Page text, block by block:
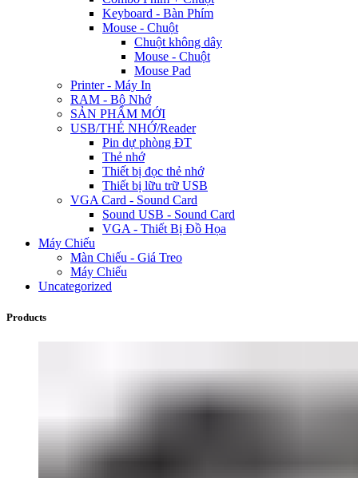
Keyboard - Bàn Phím
Mouse - Chuột
Chuột không dây
Mouse - Chuột
Mouse Pad
Printer - Máy In
RAM - Bộ Nhớ
SẢN PHẨM MỚI
USB/THẺ NHỚ/Reader
Pin dự phòng ĐT
Thẻ nhớ
Thiết bị đọc thẻ nhớ
Thiết bị lữu trữ USB
VGA Card - Sound Card
Sound USB - Sound Card
VGA - Thiết Bị Đồ Họa
Máy Chiếu
Màn Chiếu - Giá Treo
Máy Chiếu
Uncategorized
Products